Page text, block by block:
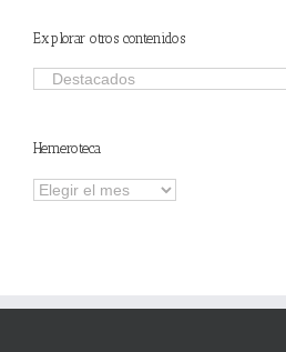
Explorar otros contenidos
Explorar
Hemeroteca
Hemeroteca